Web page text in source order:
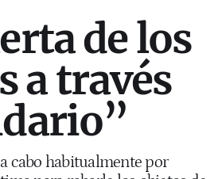
de los
a través
cabo habitualmente por